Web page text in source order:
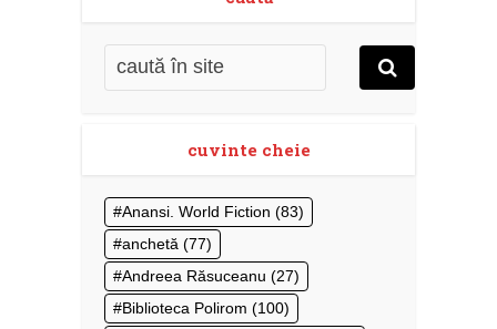
cuvinte cheie
Anansi. World Fiction (83)
anchetă (77)
Andreea Răsuceanu (27)
Biblioteca Polirom (100)